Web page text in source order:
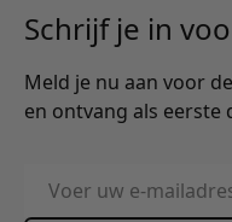
Schrijf je in
Meld je nu aan voor
en ontvang als eerste
E-mailadres